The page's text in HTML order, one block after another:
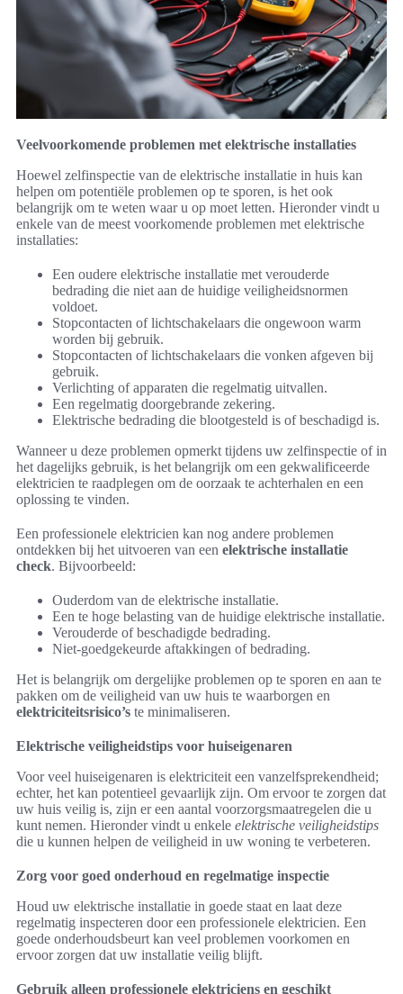
Veelvoorkomende problemen met elektrische installaties
Hoewel zelfinspectie van de elektrische installatie in huis kan
helpen om potentiële problemen op te sporen, is het ook
belangrijk om te weten waar u op moet letten. Hieronder vindt u
enkele van de meest voorkomende problemen met elektrische
installaties:
Een oudere elektrische installatie met verouderde
bedrading die niet aan de huidige veiligheidsnormen
voldoet.
Stopcontacten of lichtschakelaars die ongewoon warm
worden bij gebruik.
Stopcontacten of lichtschakelaars die vonken afgeven bij
gebruik.
Verlichting of apparaten die regelmatig uitvallen.
Een regelmatig doorgebrande zekering.
Elektrische bedrading die blootgesteld is of beschadigd is.
Wanneer u deze problemen opmerkt tijdens uw zelfinspectie of in
het dagelijks gebruik, is het belangrijk om een gekwalificeerde
elektricien te raadplegen om de oorzaak te achterhalen en een
oplossing te vinden.
Een professionele elektricien kan nog andere problemen
ontdekken bij het uitvoeren van een elektrische installatie
check. Bijvoorbeeld:
Ouderdom van de elektrische installatie.
Een te hoge belasting van de huidige elektrische installatie.
Verouderde of beschadigde bedrading.
Niet-goedgekeurde aftakkingen of bedrading.
Het is belangrijk om dergelijke problemen op te sporen en aan te
pakken om de veiligheid van uw huis te waarborgen en
elektriciteitsrisico’s te minimaliseren.
Elektrische veiligheidstips voor huiseigenaren
Voor veel huiseigenaren is elektriciteit een vanzelfsprekendheid;
echter, het kan potentieel gevaarlijk zijn. Om ervoor te zorgen dat
uw huis veilig is, zijn er een aantal voorzorgsmaatregelen die u
kunt nemen. Hieronder vindt u enkele elektrische veiligheidstips
die u kunnen helpen de veiligheid in uw woning te verbeteren.
Zorg voor goed onderhoud en regelmatige inspectie
Houd uw elektrische installatie in goede staat en laat deze
regelmatig inspecteren door een professionele elektricien. Een
goede onderhoudsbeurt kan veel problemen voorkomen en
ervoor zorgen dat uw installatie veilig blijft.
Gebruik alleen professionele elektriciens en geschikt